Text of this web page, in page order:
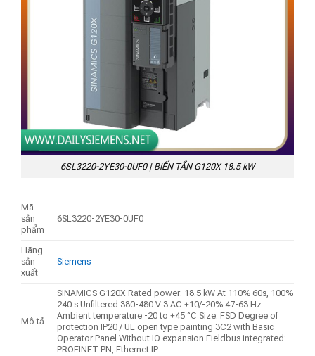
6SL3220-2YE30-0UF0 | BIẾN TẦN G120X 18.5 kW
Mã
sản
phẩm
6SL3220-2YE30-0UF0
Hãng
sản
xuất
Siemens
Mô tả
SINAMICS G120X Rated power: 18.5 kW At 110% 60s, 100%
240 s Unfiltered 380-480 V 3 AC +10/-20% 47-63 Hz
Ambient temperature -20 to +45 °C Size: FSD Degree of
protection IP20 / UL open type painting 3C2 with Basic
Operator Panel Without IO expansion Fieldbus integrated:
PROFINET PN, Ethernet IP